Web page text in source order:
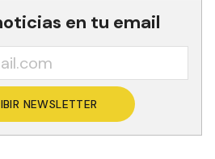
en tu email
NEWSLETTER